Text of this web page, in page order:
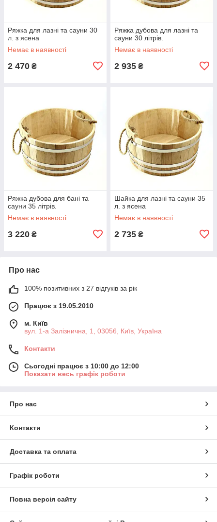
Ряжка для лазні та сауни 30
л. з ясена
Немає в наявності
2 470 ₴
Ряжка дубова для лазні та
сауни 30 літрів.
Немає в наявності
2 935 ₴
Ряжка дубова для бані та
сауни 35 літрів.
Немає в наявності
3 220 ₴
Шайка для лазні та сауни 35
л. з ясена
Немає в наявності
2 735 ₴
Про нас
100% позитивних з 27 відгуків за рік
Працює з 19.05.2010
м. Київ
вул. 1-а Залізнична, 1, 03056, Київ, Україна
Контакти
Сьогодні працює з 10:00 до 12:00
Показати весь графік роботи
Про нас
Контакти
Доставка та оплата
Графік роботи
Повна версія сайту